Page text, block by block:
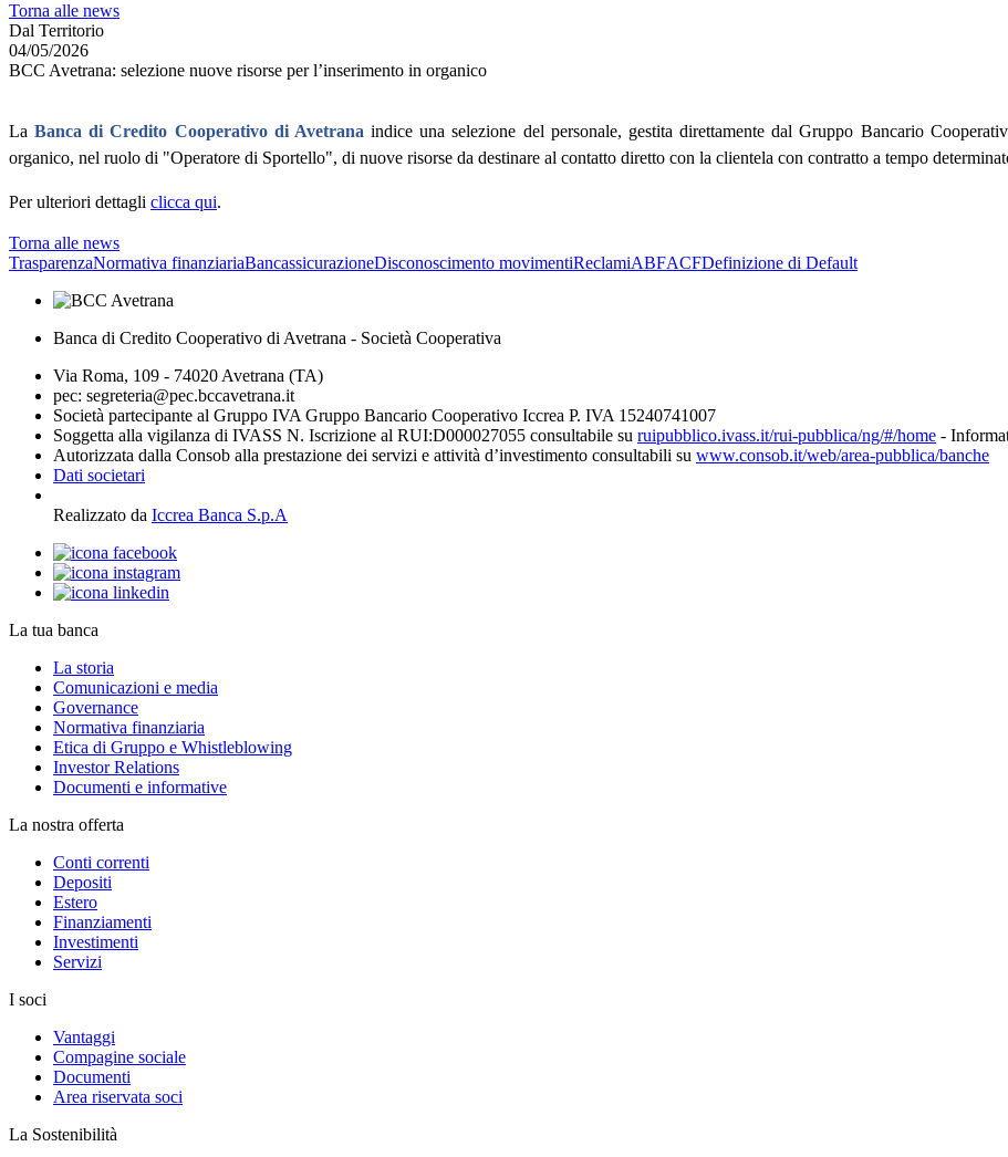
Torna alle news
Dal Territorio
04/05/2026
BCC Avetrana: selezione nuove risorse per l’inserimento in organico
LaBanca di Credito Cooperativo di Avetrana indice una selezione del personale, gestita direttamente dal Gruppo Bancario
organico, nel ruolo di "Operatore di Sportello", di nuove risorse da destinare al contatto diretto con la clientela con contratto a tempo
Per ulteriori dettagli clicca qui.
Torna alle news
TrasparenzaNormativa finanziariaBancassicurazioneDisconoscimento movimentiReclamiABFACFDefinizione di Default
Banca di Credito Cooperativo di Avetrana - Società Cooperativa
Via Roma, 109 - 74020 Avetrana (TA)
pec: segreteria@pec.bccavetrana.it
Società partecipante al Gruppo IVA Gruppo Bancario Cooperativo Iccrea P. IVA 15240741007
Soggetta alla vigilanza di IVASS N. Iscrizione al RUI:D000027055 consultabile su ruipubblico.ivass.it/rui-pubblica/ng/#/home -
Autorizzata dalla Consob alla prestazione dei servizi e attività d’investimento consultabili su www.consob.it/web/area-pubblica/banche
Dati societari
Realizzato da Iccrea Banca S.p.A
La tua banca
La storia
Comunicazioni e media
Governance
Normativa finanziaria
Etica di Gruppo e Whistleblowing
Investor Relations
Documenti e informative
La nostra offerta
Conti correnti
Depositi
Estero
Finanziamenti
Investimenti
Servizi
I soci
Vantaggi
Compagine sociale
Documenti
Area riservata soci
La Sostenibilità